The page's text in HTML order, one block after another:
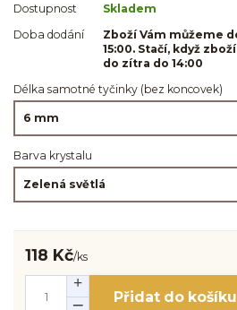
Dostupnost
Skladem
Doba dodání
Zboží Vám můžeme
15:00. Stačí, když
do zítra do 14:00
Délka samotné tyčinky (bez koncovek)
Barva krystalu
118 Kč/ks
Přidat do košíku